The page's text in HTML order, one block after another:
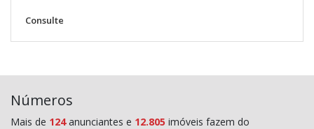
Consulte
Números
Mais de 124anunciantes e 12.805 imóveis fazem do